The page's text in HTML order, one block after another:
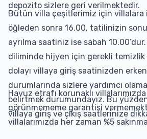
depozito sizlere geri verilmektedir.
Bütün villa çeşitlerimiz için villalara
öğleden sonra 16.00, tatilinizin
ayrılma saatiniz ise sabah
diliminde hijyen için gerekli temizlik
dolayı villaya giriş saatinizden
durumlarında sizlere yardımcı
belirtmek durumundayız. Bu
villaya giriş ve çıkış saatlerinize
Havuz etrafı korunaklı
görünmememe garantisi
villalarımızda her zaman %5